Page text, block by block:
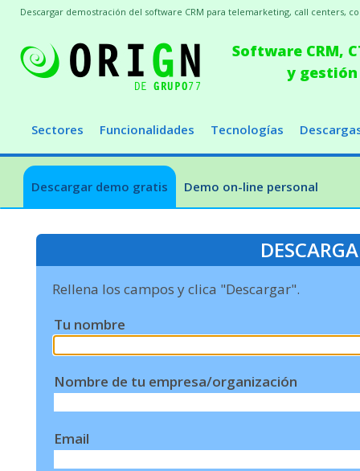
Software CRM,
y
Sectores Funcionalidades Tecnologías
Descargar demo gratis Demo on-line personal
Descargar demostración del software CRM para telemarketing, call centers,
Rellena los campos y clica "Descargar".
Tu nombre
Nombre de tu empresa/organización
Email